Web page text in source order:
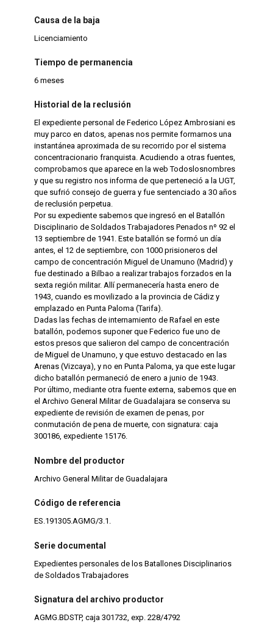
Causa de la baja
Licenciamiento
Tiempo de permanencia
6 meses
Historial de la reclusión
El expediente personal de Federico López Ambrosiani es
muy parco en datos, apenas nos permite formarnos una
instantánea aproximada de su recorrido por el sistema
concentracionario franquista. Acudiendo a otras fuentes,
comprobamos que aparece en la web Todoslosnombres
y que su registro nos informa de que perteneció a la UGT,
que sufrió consejo de guerra y fue sentenciado a 30 años
de reclusión perpetua.
Por su expediente sabemos que ingresó en el Batallón
Disciplinario de Soldados Trabajadores Penados nº 92 el
13 septiembre de 1941. Este batallón se formó un día
antes, el 12 de septiembre, con 1000 prisioneros del
campo de concentración Miguel de Unamuno (Madrid) y
fue destinado a Bilbao a realizar trabajos forzados en la
sexta región militar. Allí permanecería hasta enero de
1943, cuando es movilizado a la provincia de Cádiz y
emplazado en Punta Paloma (Tarifa).
Dadas las fechas de internamiento de Rafael en este
batallón, podemos suponer que Federico fue uno de
estos presos que salieron del campo de concentración
de Miguel de Unamuno, y que estuvo destacado en las
Arenas (Vizcaya), y no en Punta Paloma, ya que este lugar
dicho batallón permaneció de enero a junio de 1943.
Por último, mediante otra fuente externa, sabemos que en
el Archivo General Militar de Guadalajara se conserva su
expediente de revisión de examen de penas, por
conmutación de pena de muerte, con signatura: caja
300186, expediente 15176.
Nombre del productor
Archivo General Militar de Guadalajara
Código de referencia
ES.191305.AGMG/3.1.
Serie documental
Expedientes personales de los Batallones Disciplinarios
de Soldados Trabajadores
Signatura del archivo productor
AGMG.BDSTP, caja 301732, exp. 228/4792